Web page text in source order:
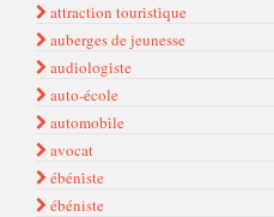
attracti̇on touri̇sti̇que
auberges de jeunesse
audi̇ologi̇ste
auto-école
automobi̇le
avocat
ébéni̇ste
ébéniste